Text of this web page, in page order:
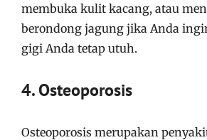
membuka kulit kacang, atau
berondong jagung jika Anda
gigi Anda tetap utuh.
4. Osteoporosis
Osteoporosis merupakan